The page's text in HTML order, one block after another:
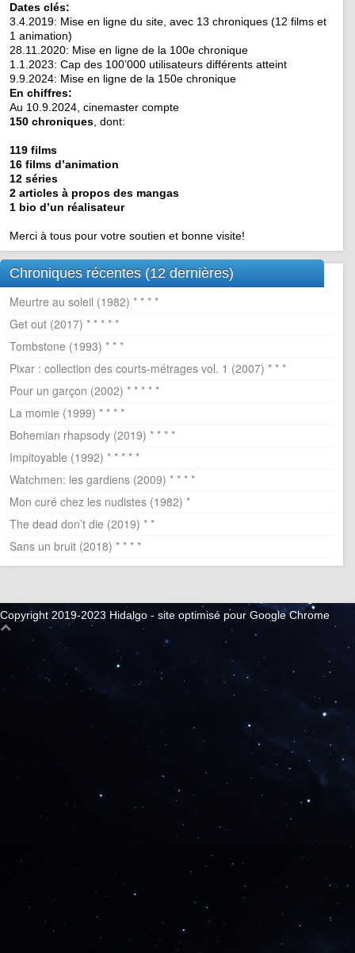
Dates clés:
3.4.2019: Mise en ligne du site, avec 13 chroniques (12 films et
1 animation)
28.11.2020: Mise en ligne de la 100e chronique
1.1.2023: Cap des 100’000 utilisateurs différents atteint
9.9.2024: Mise en ligne de la 150e chronique
En chiffres:
Au 10.9.2024, cinemaster compte
150 chroniques, dont:
119 films
16 films d’animation
12 séries
2 articles à propos des mangas
1 bio d’un réalisateur
Merci à tous pour votre soutien et bonne visite!
Chroniques récentes (12 dernières)
Meurtre au soleil (1982) * * * *
Get out (2017) * * * * *
Tombstone (1993) * * *
Pixar : collection des courts-métrages vol. 1 (2007) * * *
Pour un garçon (2002) * * * * *
La momie (1999) * * * *
Bohemian rhapsody (2019) * * * *
Impitoyable (1992) * * * * *
Watchmen: les gardiens (2009) * * * *
Mon curé chez les nudistes (1982) *
The dead don’t die (2019) * *
Sans un bruit (2018) * * * *
Copyright 2019-2023 Hidalgo - site optimisé pour Google Chrome